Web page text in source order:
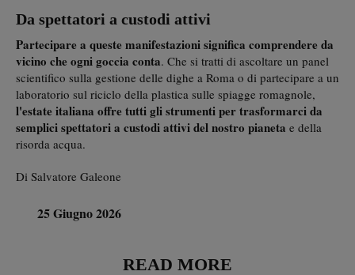
Da spettatori a custodi attivi
Partecipare a queste manifestazioni significa comprendere da
vicino che ogni goccia conta. Che si tratti di ascoltare un panel
scientifico sulla gestione delle dighe a Roma o di partecipare a un
laboratorio sul riciclo della plastica sulle spiagge romagnole,
l'estate italiana offre tutti gli strumenti per trasformarci da
semplici spettatori a custodi attivi del nostro pianeta e della
risorda acqua.
Di Salvatore Galeone
25 Giugno 2026
READ MORE